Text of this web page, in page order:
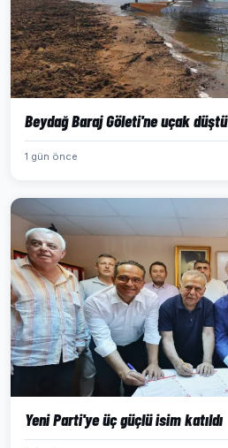
Beydağ Baraj Göleti'ne uçak düştü
1 gün önce
Yeni Parti'ye üç güçlü isim katıldı